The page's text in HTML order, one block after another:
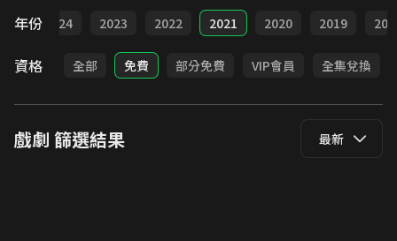
年份 2024 2023 2022 2021 2020 2019
資格 全部 免費 部分免費 VIP會員 全集兌換
戲劇 篩選結果 最新